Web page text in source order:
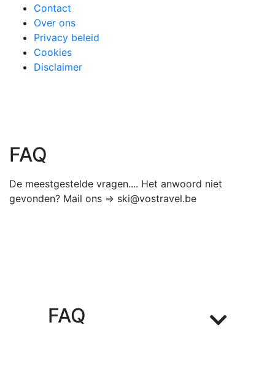
Contact
Over ons
Privacy beleid
Cookies
Disclaimer
FAQ
De meestgestelde vragen.... Het anwoord niet
gevonden? Mail ons => ski@vostravel.be
FAQ